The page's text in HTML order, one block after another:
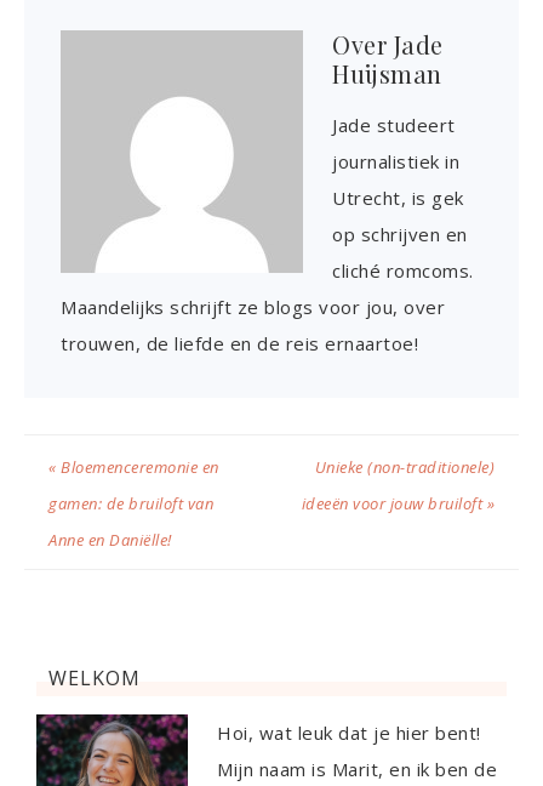
Over Jade
Huijsman
Jade studeert
journalistiek in
Utrecht, is gek
op schrijven en
cliché romcoms.
Maandelijks schrijft ze blogs voor jou, over
trouwen, de liefde en de reis ernaartoe!
« Bloemenceremonie en
gamen: de bruiloft van
Anne en Daniëlle!
Unieke (non-traditionele)
ideeën voor jouw bruiloft »
WELKOM
Hoi, wat leuk dat je hier bent!
Mijn naam is Marit, en ik ben de